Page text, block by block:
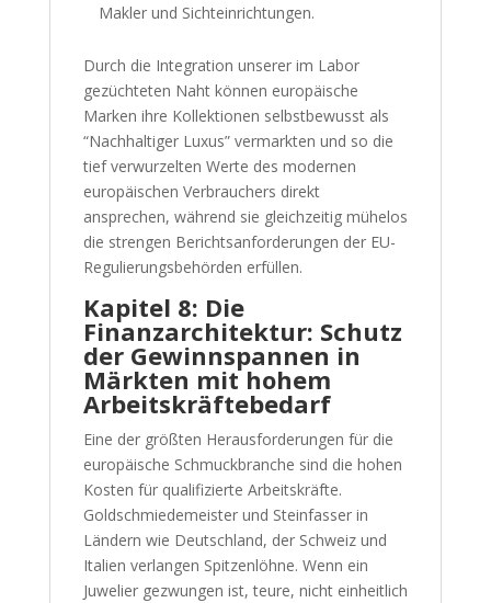
Makler und Sichteinrichtungen.
Durch die Integration unserer im Labor
gezüchteten Naht können europäische
Marken ihre Kollektionen selbstbewusst als
“Nachhaltiger Luxus” vermarkten und so die
tief verwurzelten Werte des modernen
europäischen Verbrauchers direkt
ansprechen, während sie gleichzeitig mühelos
die strengen Berichtsanforderungen der EU-
Regulierungsbehörden erfüllen.
Kapitel 8: Die
Finanzarchitektur: Schutz
der Gewinnspannen in
Märkten mit hohem
Arbeitskräftebedarf
Eine der größten Herausforderungen für die
europäische Schmuckbranche sind die hohen
Kosten für qualifizierte Arbeitskräfte.
Goldschmiedemeister und Steinfasser in
Ländern wie Deutschland, der Schweiz und
Italien verlangen Spitzenlöhne. Wenn ein
Juwelier gezwungen ist, teure, nicht einheitlich